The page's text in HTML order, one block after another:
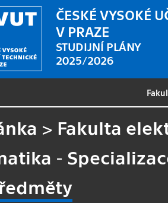
ČESKÉ VYSOKÉ
V PRAZE
STUDIJNÍ PLÁNY
2025/2026
> Fakulta
-